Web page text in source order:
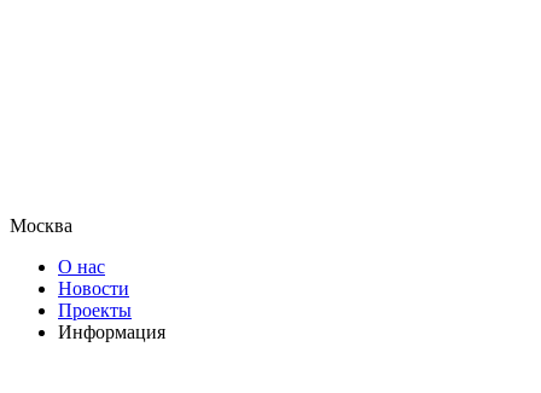
Москва
О нас
Новости
Проекты
Информация